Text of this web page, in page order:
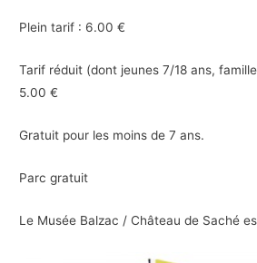
Plein tarif : 6.00 €
Tarif réduit (dont jeunes 7/18 ans,
5.00 €
Gratuit pour les moins de 7 ans.
Parc gratuit
Le Musée Balzac / Château de Saché